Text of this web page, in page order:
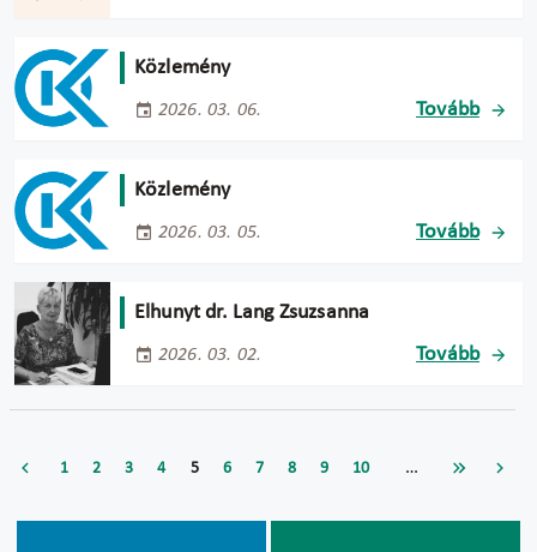
Közlemény
2026. 03. 06. Tovább
Közlemény
2026. 03. 05. Tovább
Elhunyt dr. Lang Zsuzsanna
2026. 03. 02. Tovább
1 2 3 4 5 6 7 8 9 10 …